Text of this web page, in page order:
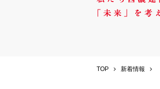
TOP 新着情報